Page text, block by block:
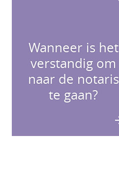
Wanneer is het
verstandig om
naar de notaris
te gaan?